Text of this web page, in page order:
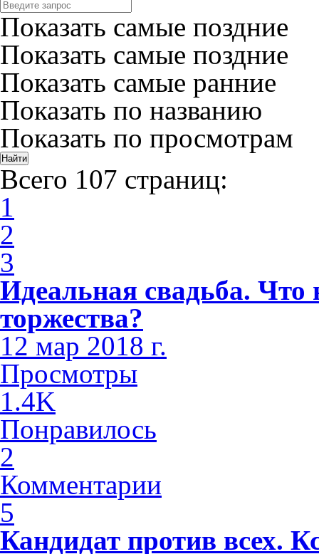
Показать самые поздние
Показать самые поздние
Показать самые ранние
Показать по названию
Показать по просмотрам
Всего 107 страниц:
1
2
3
Идеальная свадьба. Что
торжества?
12 мар 2018 г.
Просмотры
1.4K
Понравилось
2
Комментарии
5
Кандидат против всех.